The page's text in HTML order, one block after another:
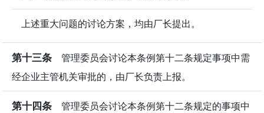
上述重大问题的讨论方案，均由厂长提出。
第十三条 管理委员会讨论本条例第十二条规定事项中需
经企业主管机关审批的，由厂长负责上报。
第十四条 管理委员会讨论本条例第十二条规定的事项中